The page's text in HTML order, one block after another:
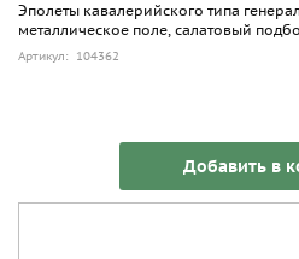
Эполеты кавалерийского типа
металлическое поле, салатовый
Артикул: 104362
Добавить в